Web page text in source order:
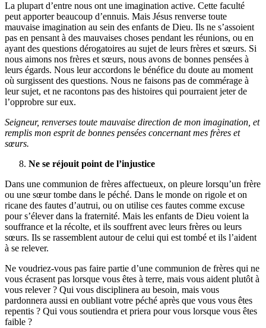
La plupart d’entre nous ont une imagination active. Cette faculté
peut apporter beaucoup d’ennuis. Mais Jésus renverse toute
mauvaise imagination au sein des enfants de Dieu. Ils ne s’assoient
pas en pensant à des mauvaises choses pendant les réunions, ou en
ayant des questions dérogatoires au sujet de leurs frères et sœurs. Si
nous aimons nos frères et sœurs, nous avons de bonnes pensées à
leurs égards. Nous leur accordons le bénéfice du doute au moment
où surgissent des questions. Nous ne faisons pas de commérage à
leur sujet, et ne racontons pas des histoires qui pourraient jeter de
l’opprobre sur eux.
Seigneur, renverses toute mauvaise direction de mon imagination, et
remplis mon esprit de bonnes pensées concernant mes frères et
sœurs.
Ne se réjouit point de l’injustice
Dans une communion de frères affectueux, on pleure lorsqu’un frère
ou une sœur tombe dans le péché. Dans le monde on rigole et on
ricane des fautes d’autrui, ou on utilise ces fautes comme excuse
pour s’élever dans la fraternité. Mais les enfants de Dieu voient la
souffrance et la récolte, et ils souffrent avec leurs frères ou leurs
sœurs. Ils se rassemblent autour de celui qui est tombé et ils l’aident
à se relever.
Ne voudriez-vous pas faire partie d’une communion de frères qui ne
vous écrasent pas lorsque vous êtes à terre, mais vous aident plutôt à
vous relever ? Qui vous disciplinera au besoin, mais vous
pardonnera aussi en oubliant votre péché après que vous vous êtes
repentis ? Qui vous soutiendra et priera pour vous lorsque vous êtes
faible ?